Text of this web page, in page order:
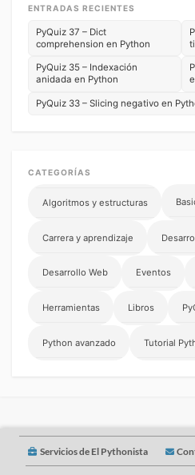
ENTRADAS RECIENTES
PyQuiz 37 – Dict
comprehension en Python
PyQuiz 35 – Indexación
anidada en Python
PyQuiz 33 – Slicing negativo en
CATEGORÍAS
Algoritmos y estructuras
Carrera y aprendizaje
Desarrollo Web Eventos
Herramientas Libros
Python avanzado Tutorial
Servicios de El Pythonista